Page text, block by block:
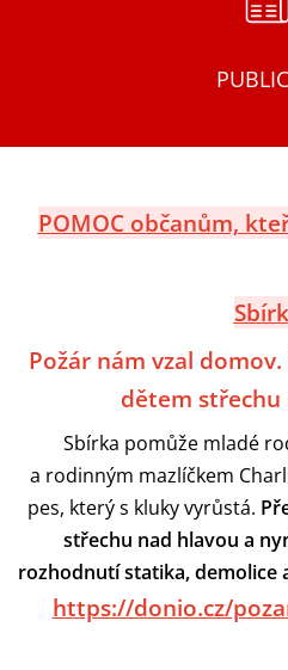
POMOC občanům,
Požár nám vzal
dětem střechu
Sbírka pomůže mladé
a rodinným mazlíčkem
pes, který s kluky vyrůstá.
střechu nad hlavou a
rozhodnutí statika, demolice
https://donio.cz/